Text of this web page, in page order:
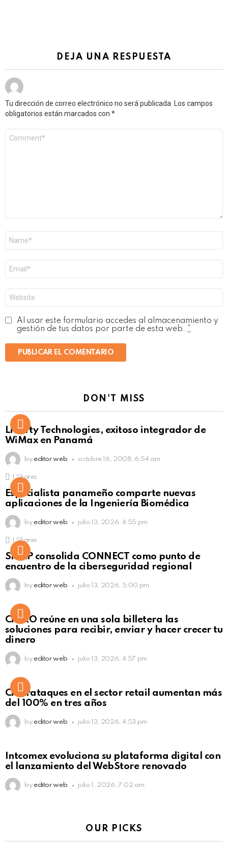
DEJA UNA RESPUESTA
Tu dirección de correo electrónico no será publicada.
Los campos
obligatorios están marcados con *
electrónico
*
Al usar este formulario accedes al almacenamiento y
gestión de tus datos por parte de esta web.
DON'T MISS
Liberty Technologies, exitoso integrador de
WiMax en Panamá
by editor web octubre 16, 2008, 6:54 am
Click to view this post
Shares
Especialista panameño comparte nuevas
aplicaciones de la Ingeniería Biomédica
by editor web julio 13, 2026, 4:55 pm
Click to view this post
Shares
SISAP consolida CONNECT como punto de
encuentro de la ciberseguridad regional
by editor web julio 13, 2026, 5:00 pm
Not Safe For Work
Click to view this post
CiNKO reúne en una sola billetera las
soluciones para recibir, enviar y hacer crecer tu
dinero
by editor web julio 13, 2026, 4:57 pm
Ciberataques en el sector retail aumentan más
del 100% en tres años
by editor web julio 13, 2026, 4:53 pm
Intcomex evoluciona su plataforma digital con
el lanzamiento del WebStore renovado
by editor web julio 1, 2026, 7:02 am
OUR PICKS